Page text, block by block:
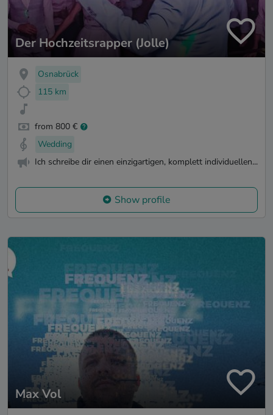
Der Hochzeitsrapper (Jolle)
Osnabrück
115 km
from 800 €
Wedding
Ich schreibe dir einen einzigartigen, komplett individuellen...
Show profile
Max Vol